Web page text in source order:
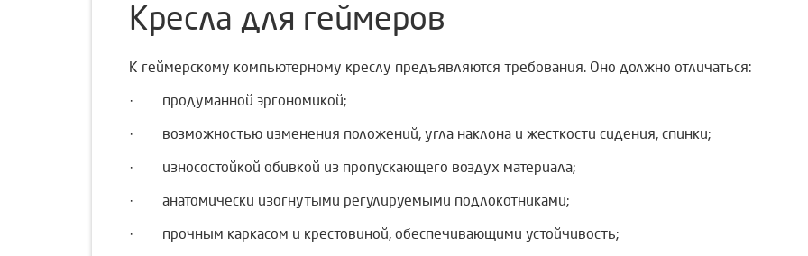
Кресла для геймеров
К геймерскому компьютерному креслу предъявляются требования. Оно должно отличаться:
· продуманной эргономикой;
· возможностью изменения положений, угла наклона и жесткости сидения, спинки;
· износостойкой обивкой из пропускающего воздух материала;
· анатомически изогнутыми регулируемыми подлокотниками;
· прочным каркасом и крестовиной, обеспечивающими устойчивость;